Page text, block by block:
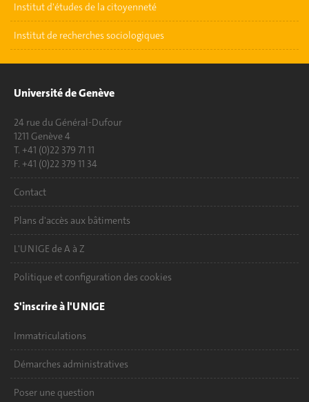
Institut d'études de la citoyenneté
Institut de recherches sociologiques
Université de Genève
24 rue du Général-Dufour
1211 Genève 4
T. +41 (0)22 379 71 11
F. +41 (0)22 379 11 34
Contact
Plans d'accès aux bâtiments
L'UNIGE de A à Z
Politique et configuration des cookies
S'inscrire à l'UNIGE
Immatriculations
Démarches administratives
Poser une question